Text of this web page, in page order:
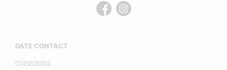
DATE CONTACT
0745826001